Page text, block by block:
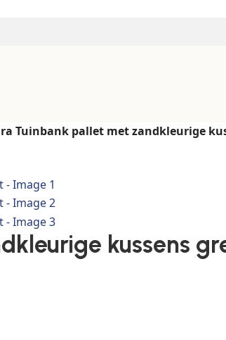
Tuinbank pallet met zandkleurige
kussens